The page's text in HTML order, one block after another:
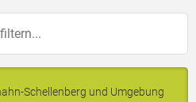
Schellenberg und Umgebung